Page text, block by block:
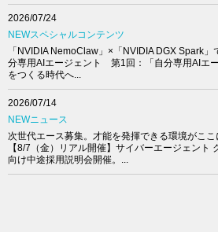
2026/07/24
NEWスペシャルコンテンツ
「NVIDIA NemoClaw」×「NVIDIA DGX Spark」
分専用AIエージェント 第1回：「自分専用AIエー
をつくる時代へ...
2026/07/14
NEWニュース
次世代エース募集。才能を発揮できる環境がここ
【8/7（金）リアル開催】サイバーエージェント
向け中途採用説明会開催。...